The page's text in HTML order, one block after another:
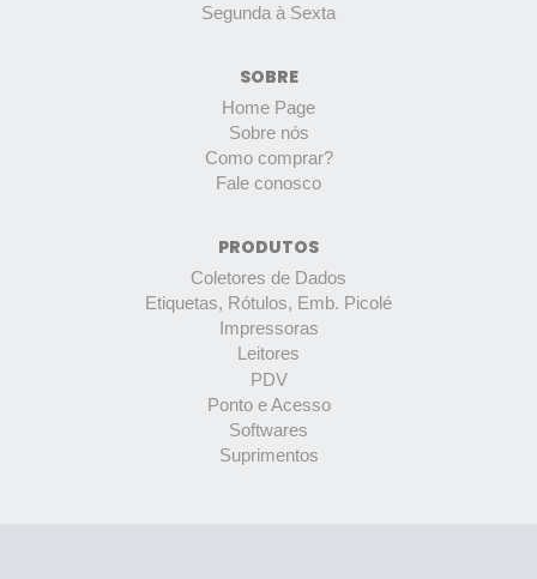
Segunda à Sexta
SOBRE
Home Page
Sobre nós
Como comprar?
Fale conosco
PRODUTOS
Coletores de Dados
Etiquetas, Rótulos, Emb. Picolé
Impressoras
Leitores
PDV
Ponto e Acesso
Softwares
Suprimentos